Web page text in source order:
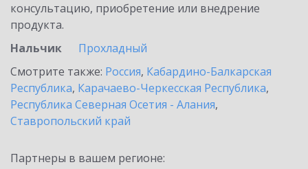
консультацию, приобретение или внедрение
продукта.
Нальчик
Прохладный
Смотрите также: Россия, Кабардино-Балкарская
Республика, Карачаево-Черкесская Республика,
Республика Северная Осетия - Алания,
Ставропольский край
Партнеры в вашем регионе: